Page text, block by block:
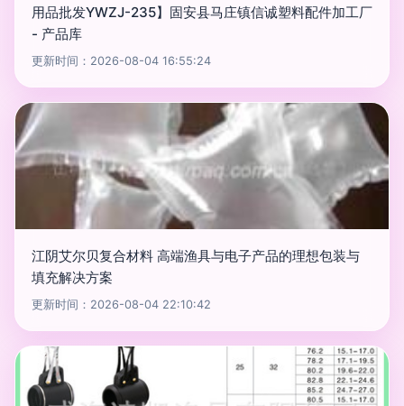
用品批发YWZJ-235】固安县马庄镇信诚塑料配件加工厂
- 产品库
更新时间：2026-08-04 16:55:24
江阴艾尔贝复合材料 高端渔具与电子产品的理想包装与
填充解决方案
更新时间：2026-08-04 22:10:42